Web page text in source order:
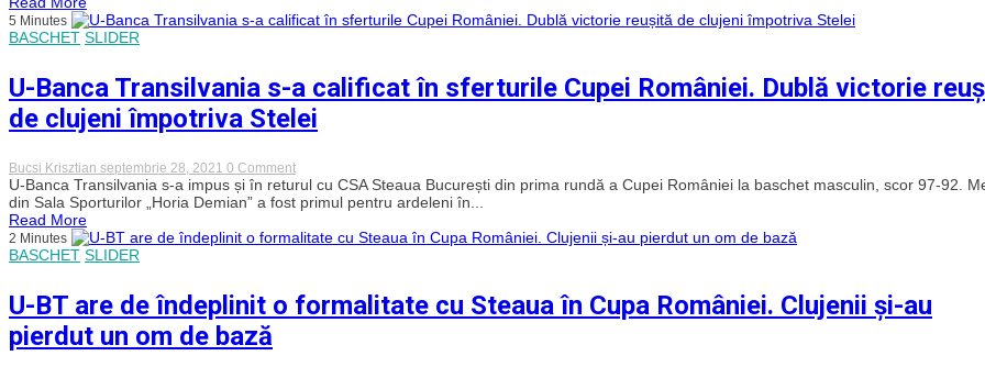
teren
cu
Phoenix
Constanța
din
5 Minutes
BASCHET SLIDER
U-Banca Transilvania s-a calificat în sferturile Cupei României. Dublă victorie
de clujeni împotriva Stelei
Bucsi Krisztian septembrie 28, 2021 0 Commenton
U-
Banca
Transilvania
a
Cupei
României.
U-Banca Transilvania s-a impus și în returul cu CSA Steaua București din prima rundă a Cupei României la baschet masculin, scor 97-92.
din Sala Sporturilor „Horia Demian” a fost primul pentru ardeleni în...
Read More
2 Minutes
BASCHET SLIDER
U-BT are de îndeplinit o formalitate cu Steaua în Cupa României. Clujenii și-au
pierdut un om de bază